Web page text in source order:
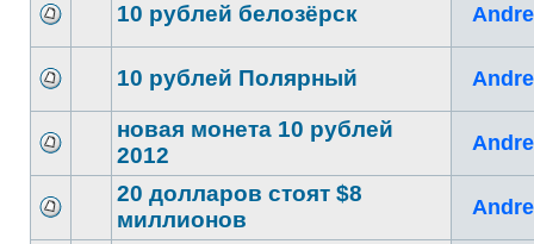
10 рублей белозёрск
10 рублей Полярный
новая монета 10 рублей
2012
20 долларов стоят $8
миллионов